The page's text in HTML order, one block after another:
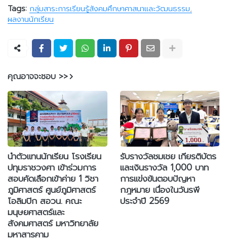
Tags: กลุ่มสาระการเรียนรู้สังคมศึกษาศาสนาและวัฒนธรรม
ผลงานนักเรียน
คุณอาจจะชอบ >>
นำตัวแทนนักเรียน โรงเรียน
ปทุมราชวงศา เข้าร่วมการ
สอบคัดเลือกเข้าค่าย 1 วิชา
ภูมิศาสตร์ ศูนย์ภูมิศาสตร์
โอลิมปิก สอวน. คณะ
มนุษยศาสตร์และ
สังคมศาสตร์ มหาวิทยาลัย
มหาสารคาม
รับรางวัลชมเชย เกียรติบัตร
และเงินรางวัล 1,000 บาท
การแข่งขันตอบปัญหา
กฎหมาย เนื่องในวันรพี
ประจำปี 2569